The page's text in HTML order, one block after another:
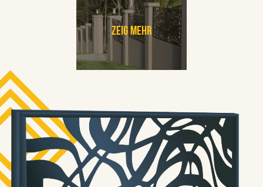
Zeig mehr